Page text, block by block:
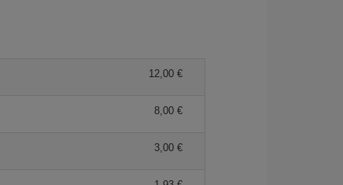
12,00 €
8,00 €
3,00 €